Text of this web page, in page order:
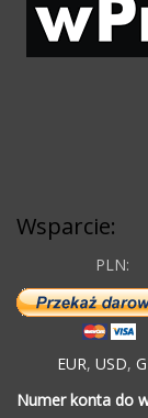
Wsparcie:
PLN:
EUR, USD,
Numer konta do